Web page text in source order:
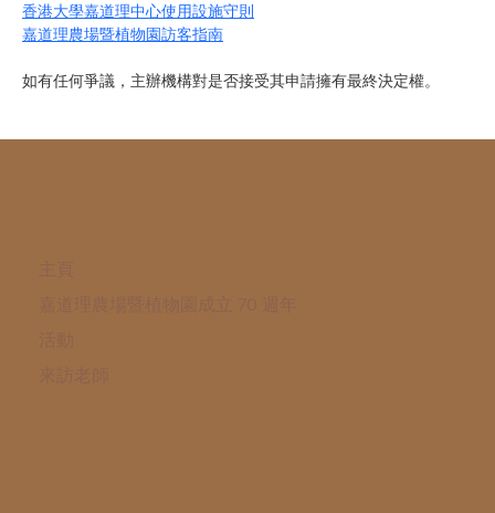
香港大學嘉道理中心使用設施守則
嘉道理農場暨植物園訪客指南
如有任何爭議，主辦機構對是否接受其申請擁有最終決定權。